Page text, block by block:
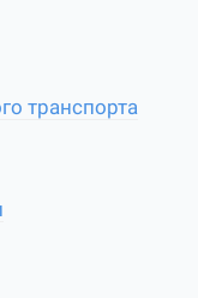
транспорта